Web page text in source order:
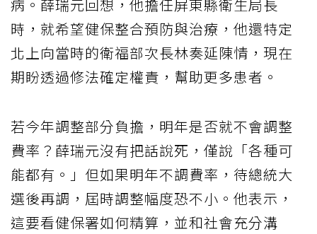
病。薛瑞元回想，他擔任屏東縣衛生局長
時，就希望健保整合預防與治療，他還特定
北上向當時的衛福部次長林奏延陳情，現在
期盼透過修法確定權責，幫助更多患者。
若今年調整部分負擔，明年是否就不會調整
費率？薛瑞元沒有把話說死，僅說「各種可
能都有。」但如果明年不調費率，待總統大
選後再調，屆時調整幅度恐不小。他表示，
這要看健保署如何精算，並和社會充分溝